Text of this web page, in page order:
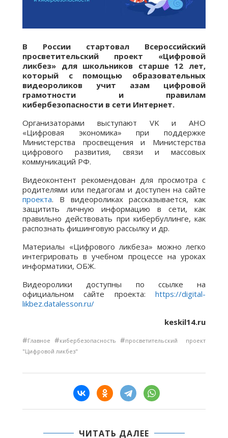
В России стартовал
Всероссийский
просветительский проект «Цифровой
ликбез» для школьников старше 12 лет,
который с помощью образовательных
видеороликов учит азам цифровой
грамотности и правилам
кибербезопасности в сети Интернет.
Организаторами выступают VK и АНО
«Цифровая экономика» при поддержке
Министерства просвещения и Министерства
цифрового развития, связи и массовых
коммуникаций РФ.
Видеоконтент рекомендован для просмотра с
родителями или педагогам и доступен на сайте
проекта. В видеороликах рассказывается, как
защитить личную информацию в сети, как
правильно действовать при кибербуллинге, как
распознать фишинговую рассылку и др.
Материалы «Цифрового ликбеза» можно легко
интегрировать в учебном процессе на уроках
информатики, ОБЖ.
Видеоролики доступны по ссылке на
официальном сайте проекта: https://digital-
likbez.datalesson.ru/
keskil14.ru
#Главное #кибербезопасность #просветительский проект
"Цифровой ликбез"
ЧИТАТЬ ДАЛЕЕ